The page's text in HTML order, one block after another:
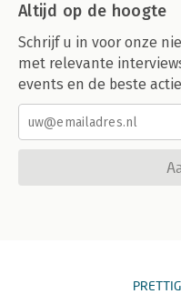
Altijd op de hoogte
Schrijf u in voor onze
met relevante
events en de beste